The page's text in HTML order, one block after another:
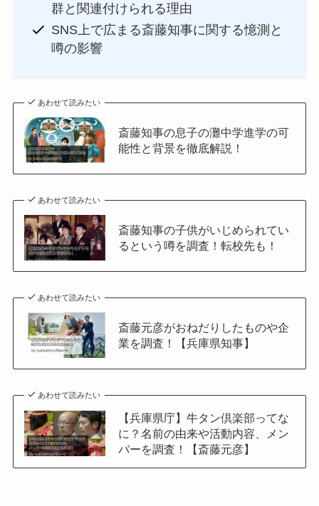
群と関連付けられる理由
SNS上で広まる斎藤知事に関する憶測と
噂の影響
あわせて読みたい
斎藤知事の息子の灘中学進学の可
能性と背景を徹底解説！
あわせて読みたい
斎藤知事の子供がいじめられてい
るという噂を調査！転校先も！
あわせて読みたい
斎藤元彦がおねだりしたものや企
業を調査！【兵庫県知事】
あわせて読みたい
【兵庫県庁】牛タン倶楽部ってな
に？名前の由来や活動内容、メン
バーを調査！【斎藤元彦】